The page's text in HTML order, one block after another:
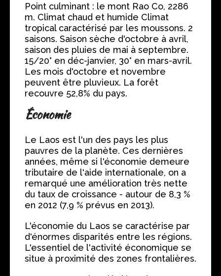
Point culminant : le mont Rao Co, 2286
m. Climat chaud et humide Climat
tropical caractérisé par les moussons. 2
saisons. Saison sèche d'octobre à avril,
saison des pluies de mai à septembre.
15/20° en déc-janvier, 30° en mars-avril.
Les mois d'octobre et novembre
peuvent être pluvieux. La forêt
recouvre 52,8% du pays.
Économie
Le Laos est l'un des pays les plus
pauvres de la planète. Ces dernières
années, même si l'économie demeure
tributaire de l'aide internationale, on a
remarqué une amélioration très nette
du taux de croissance - autour de 8,3 %
en 2012 (7,9 % prévus en 2013).
L'économie du Laos se caractérise par
d'énormes disparités entre les régions.
L'essentiel de l'activité économique se
situe à proximité des zones frontalières.